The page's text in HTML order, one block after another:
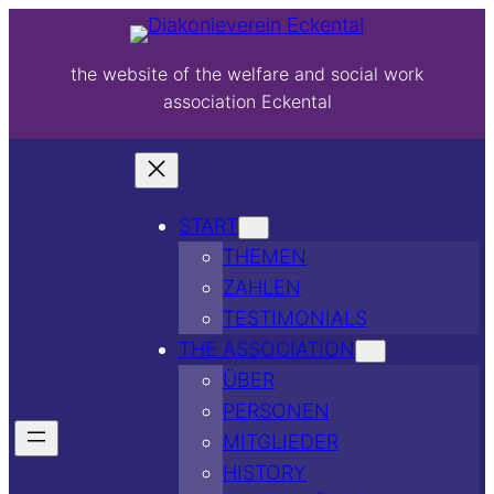
the website of the welfare and social work
association Eckental
START
THEMEN
ZAHLEN
TESTIMONIALS
THE ASSOCIATION
ÜBER
PERSONEN
MITGLIEDER
HISTORY